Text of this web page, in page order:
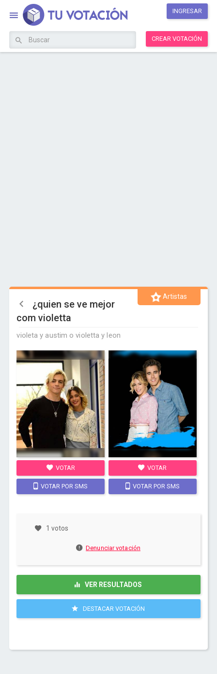
INGRESAR
CREAR VOTACIÓN
Artistas
¿quien se ve mejor
com violetta
violeta y austim o violetta y leon
VOTAR
VOTAR POR SMS
VOTAR
VOTAR POR SMS
1 votos
Denunciar votación
VER RESULTADOS
DESTACAR VOTACIÓN